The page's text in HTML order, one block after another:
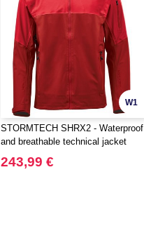
W1
STORMTECH SHRX2 - Waterproof
and breathable technical jacket
243,99 €